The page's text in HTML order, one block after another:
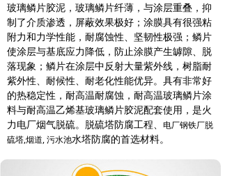
玻璃鳞片胶泥，玻璃鳞片纤薄，与涂层重叠，抑
制了介质渗透，屏蔽效果极好；涂膜具有很强粘
附力和力学性能，耐腐蚀性、坚韧性极强；鳞片
使涂层与基底应力降低，防止涂膜产生罅隙、脱
落现象；鳞片在涂层中反射大量紫外线，树脂耐
紫外性、耐候性、耐老化性能优异。具有非常好
的热稳定性，耐高温耐腐蚀，耐高温玻璃鳞片涂
料与耐高温乙烯基玻璃鳞片胶泥配套使用，是火
力电厂烟气脱硫。脱硫塔防腐工程、 电厂钢铁厂脱
硫塔,烟道, 污水池水塔防腐的首选材料。